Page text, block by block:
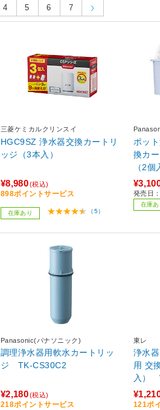
4 5 6 7
三菱ケミカルクリンスイ
HGC9SZ 浄水器交換カートリ
ッジ（3本入）
¥8,980(税込)
898ポイントサービス
在庫あり （5）
ポッ
換カ
（2個
発売日
在庫あ
Panasonic(パナソニック)
調理浄水器用軟水カートリッ
ジ TK-CS30C2
¥2,180(税込)
218ポイントサービス
東レ
浄水
用 交
入）
121ポ